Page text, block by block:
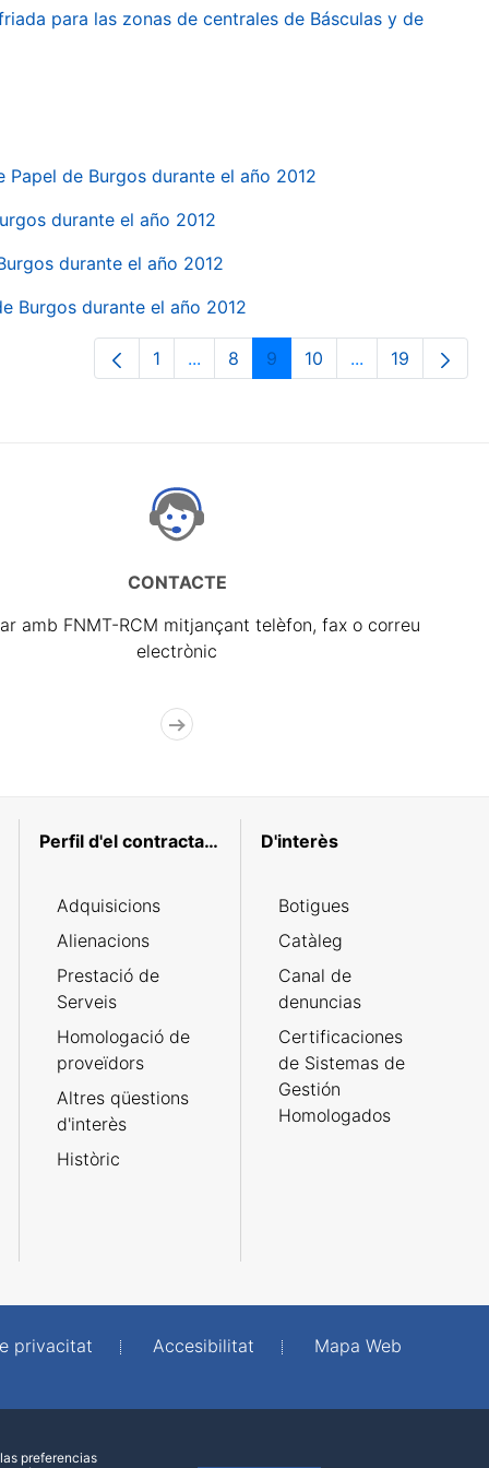
para las zonas de centrales de Básculas y de
de Burgos durante el año 2012
durante el año 2012
durante el año 2012
Burgos durante el año 2012
Pàgina
1 ...Pàgines intermèdies Utilitzeu TAB
Pàgina
8 Pàgina
9 Pàgina
10 ...PàginesPàgina
19
CONTACTE
amb FNMT-RCM mitjançant telèfon, fax o correu
electrònic
Perfil d'el contractant
Adquisicions
Alienacions
Prestació de
Serveis
Homologació de
proveïdors
Altres qüestions
d'interès
Històric
D'interès
Botigues
Catàleg
Canal de
denuncias
Certificaciones
de Sistemas de
Gestión
Homologados
privacitat Accesibilitat
Mapa Web
preferencias